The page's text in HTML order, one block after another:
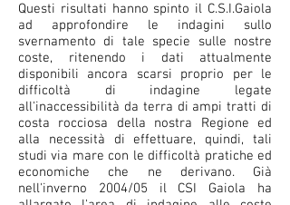
Questi risultati hanno spinto il C.S.I.Gaiola
ad approfondire le indagini sullo
svernamento di tale specie sulle nostre
coste, ritenendo i dati attualmente
disponibili ancora scarsi proprio per le
difficoltà di indagine legate
all'inaccessibilità da terra di ampi tratti di
costa rocciosa della nostra Regione ed
alla necessità di effettuare, quindi, tali
studi via mare con le difficoltà pratiche ed
economiche che ne derivano. Già
nell'inverno 2004/05 il CSI Gaiola ha